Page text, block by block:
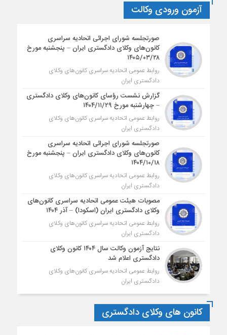
آزمون ورودی وکالت
صورتجلسه شورای اجرائی اتحادیه سراسری
کانون‌های وکلای دادگستری ایران – پنجشنبه مورخ
۱۴۰۵/۰۳/۲۸
روابط عمومی اتحادیه سراسری کانون‌های وکلای
دادگستری ایران
گزارش نشست رؤسای کانون‌های وکلای دادگستری
– چهارشنبه مورخ ۱۴۰۴/۱۱/۲۹
روابط عمومی اتحادیه سراسری کانون‌های وکلای
دادگستری ایران
صورتجلسه شورای اجرائی اتحادیه سراسری
کانون‌های وکلای دادگستری ایران – پنجشنبه مورخ
۱۴۰۴/۱۰/۱۸
روابط عمومی اتحادیه سراسری کانون‌های وکلای
دادگستری ایران
مصوبات هیئت عمومی اتحادیه سراسری کانون‌های
وکلای دادگستری ایران (اسکودا) – آذر ۱۴۰۴
روابط عمومی اتحادیه سراسری کانون‌های وکلای
دادگستری ایران
نتایج آزمون وکالت سال ۱۴۰۴ کانون وکلای
دادگستری اعلام شد
روابط عمومی اتحادیه سراسری کانون‌های وکلای
دادگستری ایران
کانون های وکلای دادگستری